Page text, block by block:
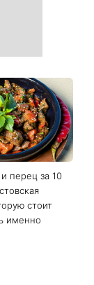
простых
стопам
дорогого